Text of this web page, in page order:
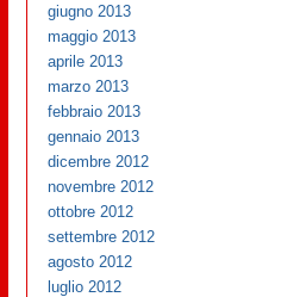
giugno 2013
maggio 2013
aprile 2013
marzo 2013
febbraio 2013
gennaio 2013
dicembre 2012
novembre 2012
ottobre 2012
settembre 2012
agosto 2012
luglio 2012